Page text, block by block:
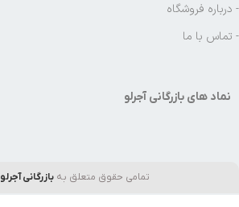
- درباره فروشگاه
- تماس با ما
نماد های بازرگانی آجرلو
تمامی حقوق متعلق بهبازرگانی آجرلو